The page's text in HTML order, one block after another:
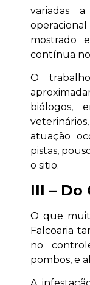
variadas
mostrado
contínua
O
biólogos,
atuação
pistas,
o sitio.
III –
O que
Falcoaria
no
pombos, e